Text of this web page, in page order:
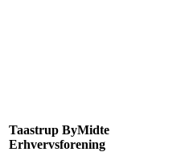
Taastrup ByMidte
Erhvervsforening